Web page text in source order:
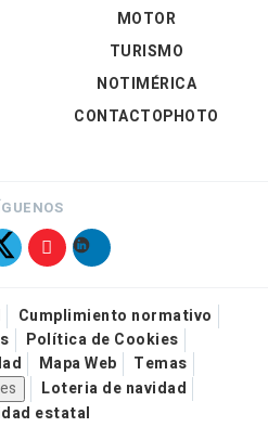
MOTOR
TURISMO
NOTIMÉRICA
CONTACTOPHOTO
Cumplimiento normativo
Política de Cookies
Mapa Web
Temas
Loteria de navidad
estatal